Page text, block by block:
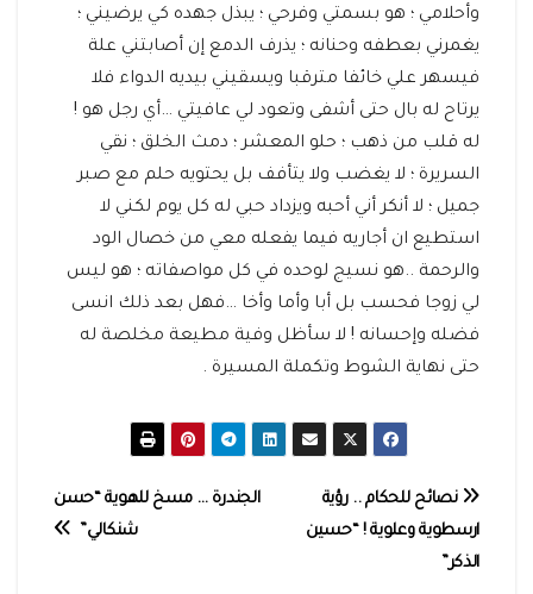
وأحلامي ؛ هو بسمتي وفرحي ؛ يبذل جهده كي يرضيني ؛
يغمرني بعطفه وحنانه ؛ يذرف الدمع إن أصابتني علة
فيسهر علي خائفا مترقبا ويسقيني بيديه الدواء فلا
يرتاح له بال حتى أشفى وتعود لي عافيتي …أي رجل هو !
له قلب من ذهب ؛ حلو المعشر ؛ دمث الخلق ؛ نقي
السريرة ؛ لا يغضب ولا يتأفف بل يحتويه حلم مع صبر
جميل ؛ لا أنكر أني أحبه ويزداد حبي له كل يوم لكني لا
استطيع ان أجاريه فيما يفعله معي من خصال الود
والرحمة ..هو نسيج لوحده في كل مواصفاته ؛ هو ليس
لي زوجا فحسب بل أبا وأما وأخا …فهل بعد ذلك انسى
فضله وإحسانه ! لا سأظل وفية مطيعة مخلصة له
حتى نهاية الشوط وتكملة المسيرة .
تصفّح
المقالات
الجندرة … مسخ للهوية “حسن
شنكالي”
نصائح للحكام .. رؤية
ارسطوية وعلوية ! “حسين
الذكر”